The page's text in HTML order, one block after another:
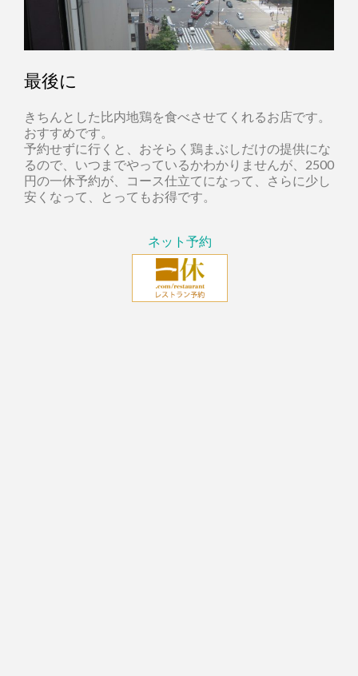
最後に
きちんとした比内地鶏を食べさせてくれるお店です。
おすすめです。
予約せずに行くと、おそらく鶏まぶしだけの提供にな
るので、いつまでやっているかわかりませんが、2500
円の一休予約が、コース仕立てになって、さらに少し
安くなって、とってもお得です。
ネット予約